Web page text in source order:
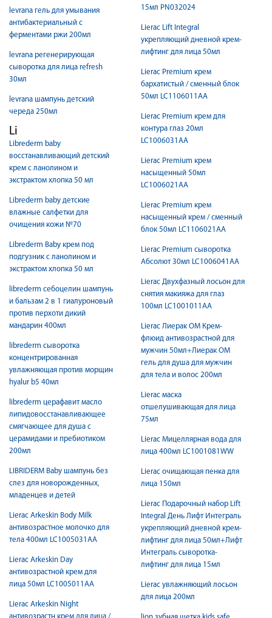
levrana гель для умывания
антибактериальный с
ферментами ржи 200мл
levrana регенерирующая
сыворотка для лица refresh
30мл
levrana шампунь детский
череда 250мл
Li
Librederm baby
восстанавливающий детский
крем с ланолином и
экстрактом хлопка 50 мл
Librederm baby детские
влажные салфетки для
очищения кожи №70
Librederm Baby крем под
подгузник с ланолином и
экстрактом хлопка 50 мл
librederm себоцелин шампунь
и бальзам 2 в 1 гиалуроновый
против перхоти дикий
мандарин 400мл
librederm сыворотка
концентрированная
увлажняющая против морщин
hyalur b5 40мл
librederm церафавит масло
липидовосстанавливающее
смягчающее для душа с
церамидами и пребиотиком
200мл
LIBRIDERM Baby шампунь без
слез для новорожденных,
младенцев и детей
Lierac Arkeskin Body Milk
антивозрастное молочко для
тела 400мл LC1005031AA
Lierac Arkeskin Day
антивозрастной крем для
лица 50мл LC1005011AA
Lierac Arkeskin Night
15мл PN032024
Lierac Lift Integral
укрепляющий дневной крем-
лифтинг для лица 50мл
Lierac Premium крем
бархатистый / сменный блок
50мл LC1106011AA
Lierac Premium крем для
контура глаз 20мл
LC1006031AA
Lierac Premium крем
насыщенный 50мл
LC1006021AA
Lierac Premium крем
насыщенный крем / сменный
блок 50мл LC1106021AA
Lierac Premium сыворотка
Абсолют 30мл LC1006041AA
Lierac Двухфазный лосьон для
снятия макияжа для глаз
100мл LC1001011AA
Lierac Лиерак ОМ Крем-
флюид антивозрастной для
мужчин 50мл+Лиерак ОМ
гель для душа для мужчин
для тела и волос 200мл
Lierac маска
отшелушивающая для лица
75мл
Lierac Мицеллярная вода для
лица 400мл LC1001081WW
Lierac очищающая пенка для
лица 150мл
Lierac Подарочный набор Lift
Integral День Лифт Интеграль
укрепляющий дневной крем-
лифтинг для лица 50мл+Лифт
Интеграль сыворотка-
лифтинг для лица 15мл
Lierac увлажняющий лосьон
для лица 200мл